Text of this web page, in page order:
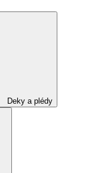
Deky a plédy